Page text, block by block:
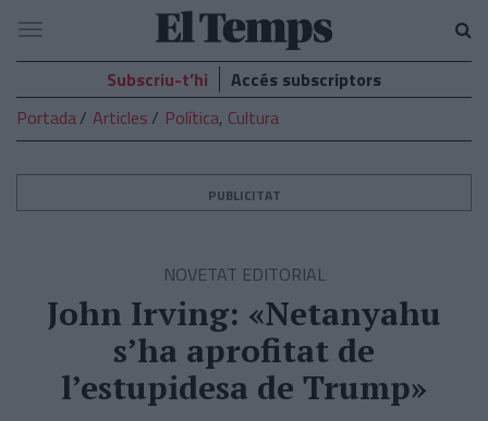
El
Temps
Navegació
Subscriu-t’hi
Accés subscriptors
Portada
Articles Política, Cultura
PUBLICITAT
NOVETAT EDITORIAL
John Irving: «Netanyahu
s’ha aprofitat de
l’estupidesa de Trump»